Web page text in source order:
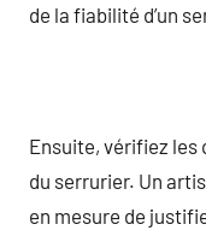
de la fiabilité d’un
Ensuite, vérifiez
du serrurier. Un
en mesure de